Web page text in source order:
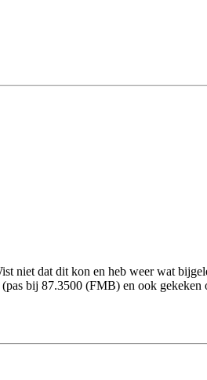
niet dat dit kon en heb weer wat
bij 87.3500 (FMB) en ook